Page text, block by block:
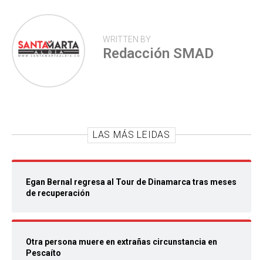
WRITTEN BY
Redacción SMAD
LAS MÁS LEIDAS
Egan Bernal regresa al Tour de Dinamarca tras meses
de recuperación
Otra persona muere en extrañas circunstancia en
Pescaíto